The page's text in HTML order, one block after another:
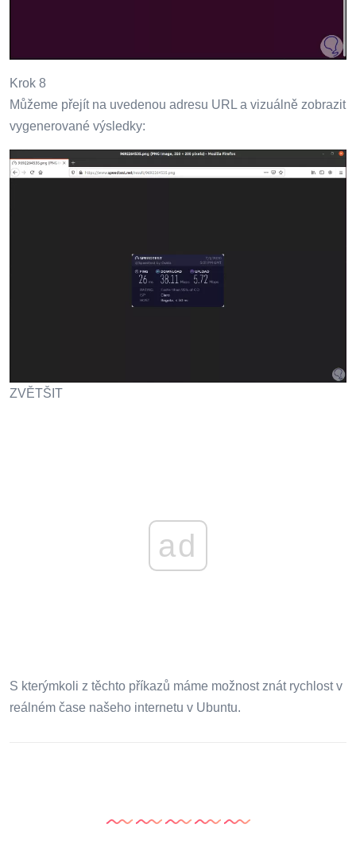
Krok 8
Můžeme přejít na uvedenou adresu URL a vizuálně zobrazit
vygenerované výsledky:
ZVĚTŠIT
ad
S kterýmkoli z těchto příkazů máme možnost znát rychlost v
reálném čase našeho internetu v Ubuntu.